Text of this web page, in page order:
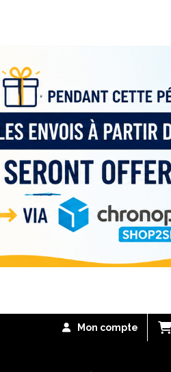
Mon compte